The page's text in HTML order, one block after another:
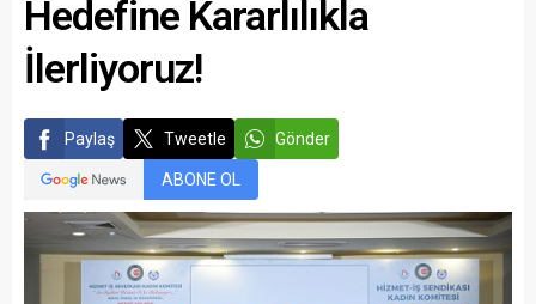
Hedefine Kararlılıkla
İlerliyoruz!
Paylaş Tweetle Gönder
ABONE OL